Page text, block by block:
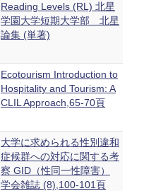
Reading Levels (RL) 北星
学園大学短期大学部 北星
論集 (単著)
Ecotourism Introduction to
Hospitality and Tourism: A
CLIL Approach,65-70頁
大学に求められる性別違和
症候群への対応に関する考
察 GID（性同一性障害）
学会雑誌 (8),100-101頁